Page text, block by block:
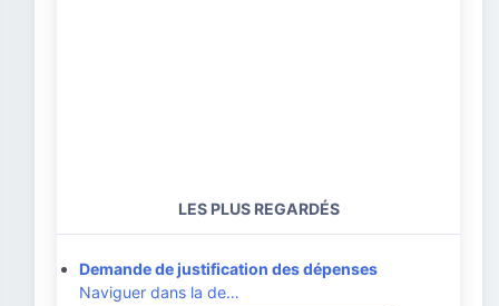
LES PLUS REGARDÉS
Demande de justification des dépenses
Naviguer dans la de…